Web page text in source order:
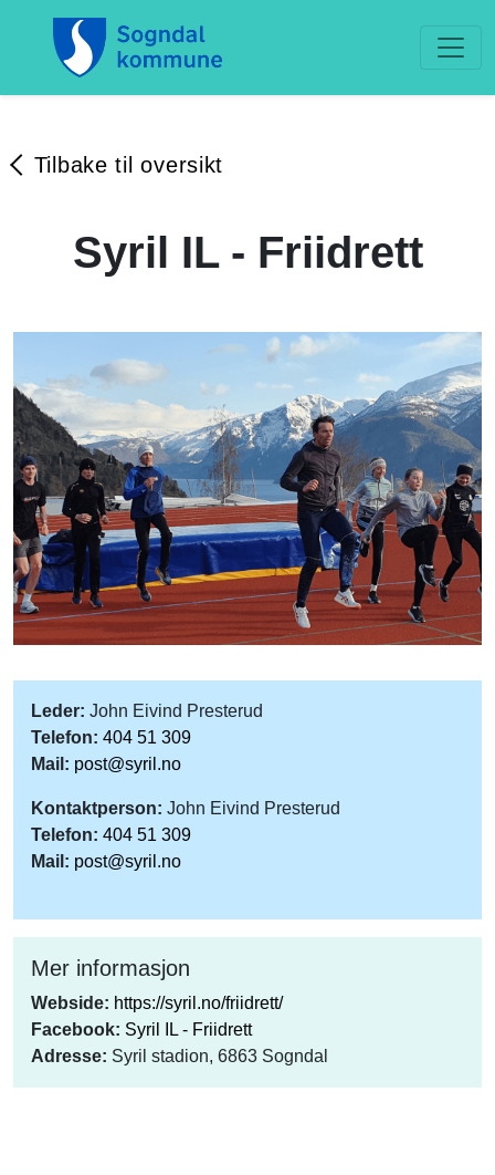
Tilbake til oversikt
Syril IL - Friidrett
Leder: John Eivind Presterud
Telefon: 404 51 309
Mail: post@syril.no
Kontaktperson: John Eivind Presterud
Telefon: 404 51 309
Mail: post@syril.no
Mer informasjon
Webside: https://syril.no/friidrett/
Facebook: Syril IL - Friidrett
Adresse: Syril stadion, 6863 Sogndal